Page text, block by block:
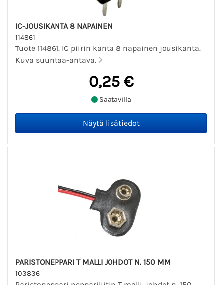
IC-JOUSIKANTA 8 NAPAINEN
114861
Tuote 114861. IC piirin kanta 8 napainen jousikanta.
Kuva suuntaa-antava.
0,25 €
Saatavilla
PARISTONEPPARI T MALLI JOHDOT N. 150 MM
103836